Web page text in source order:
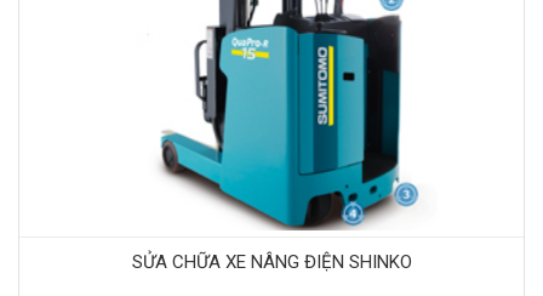
SỬA CHỮA XE NÂNG ĐIỆN SHINKO